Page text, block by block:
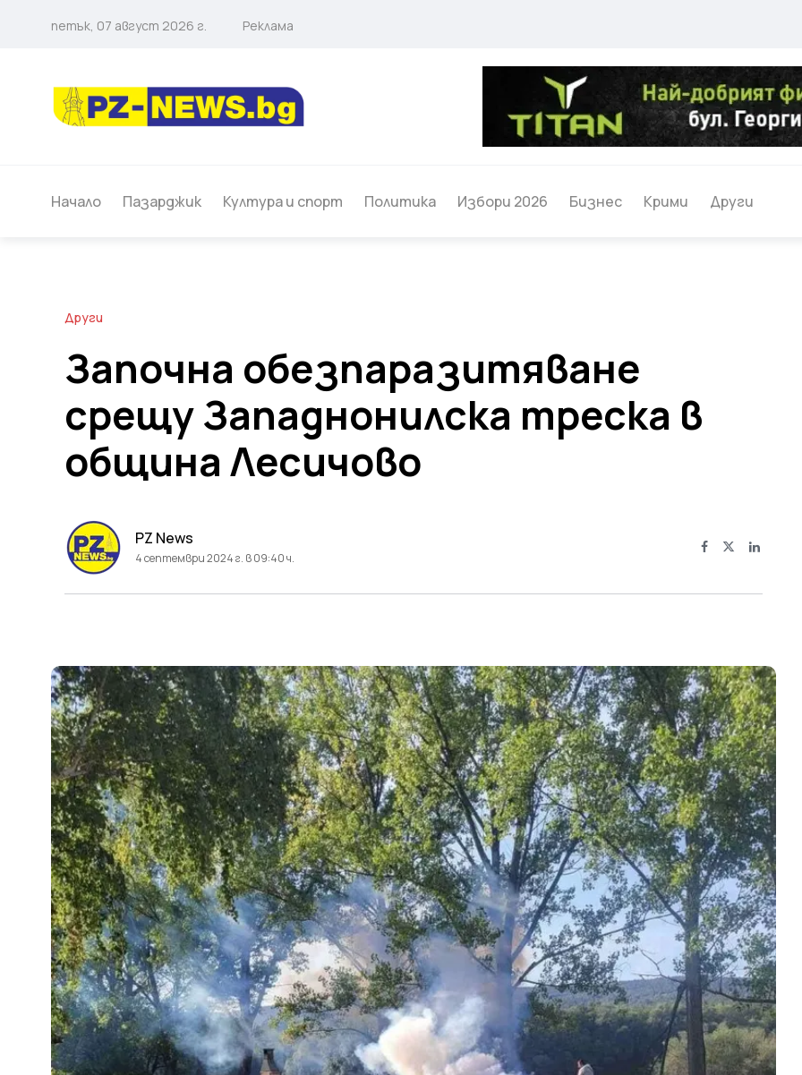
петък, 07 август 2026 г. Реклама
Начало Пазарджик Култура и спорт Политика Избори 2026 Бизнес Крими Други
Други
Започна обезпаразитяване
срещу Западнонилска треска в
община Лесичово
PZ News
4 септември 2024 г. в 09:40 ч.